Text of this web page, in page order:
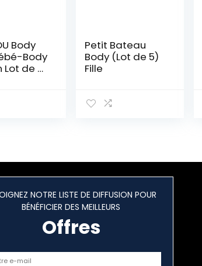
Body
Body
Lot de 2
Petit Bateau
Body (Lot de 5)
Fille
NOTRE LISTE DE DIFFUSION POUR
BÉNÉFICIER DES MEILLEURS
Offres